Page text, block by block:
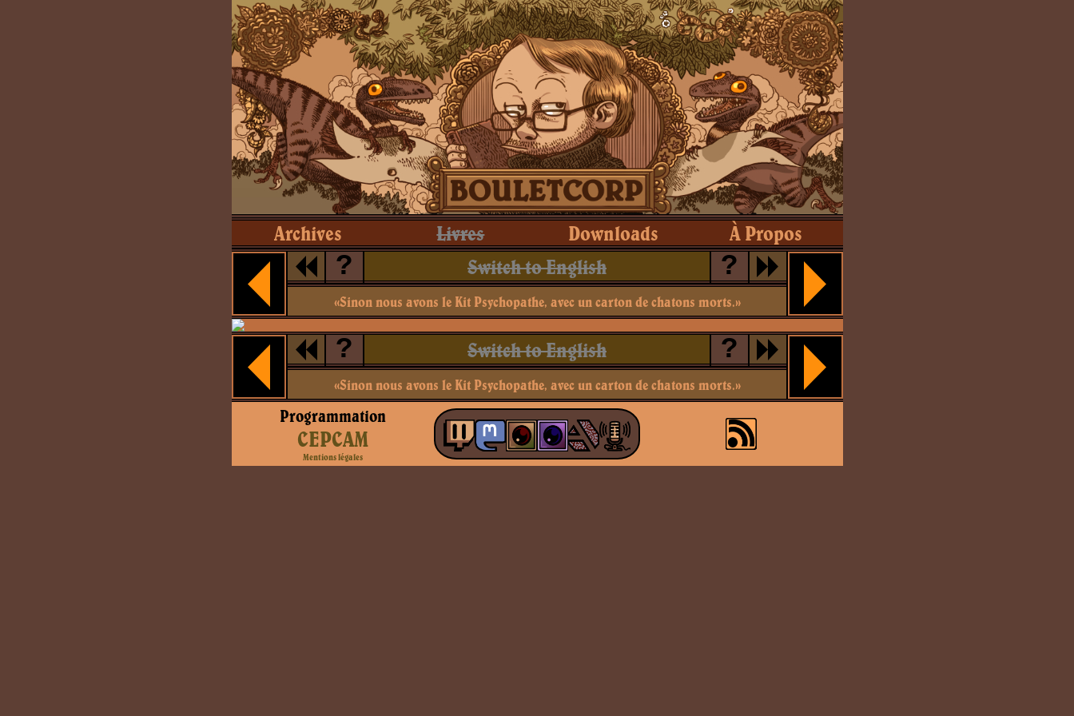
Archives Livres Downloads À Propos
? Switch to English ?
«Sinon nous avons le Kit Psychopathe, avec un carton de chatons morts.»
? Switch to English ?
«Sinon nous avons le Kit Psychopathe, avec un carton de chatons morts.»
Programmation
CEPCAM
Mentions légales